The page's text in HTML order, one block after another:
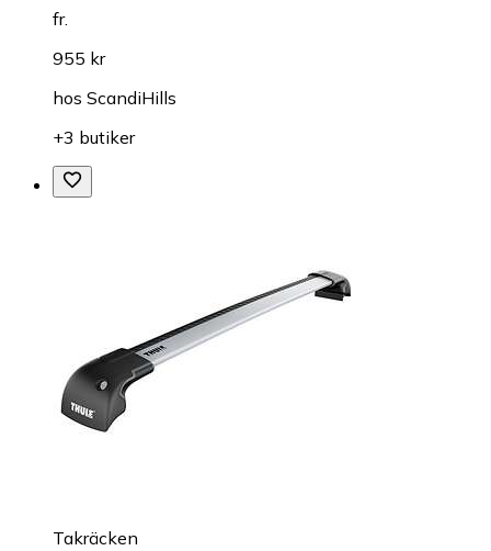
fr.
955 kr
hos ScandiHills
+3 butiker
Takräcken